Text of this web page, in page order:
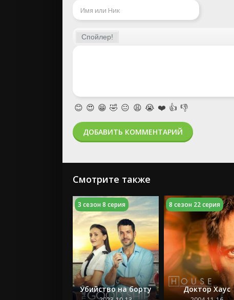
😊 😍 😁 🤣 😐 😩 😭 ❤️ 👍 👎
ДОБАВИТЬ КОММЕНТАРИЙ
Смотрите также
Убийство на борту
3 сезон 8 серия
Доктор Хаус
8 сезон 22 серия